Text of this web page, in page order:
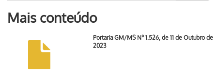
Mais conteúdo
Portaria GM/MS Nº 1.526, de 11 de Outubro de
2023